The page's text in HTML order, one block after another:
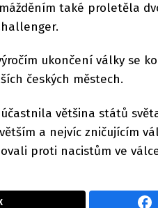
také proletěla
ukončení války se
českých městech.
většina států
a nejvíc zničujícím
proti nacistům ve